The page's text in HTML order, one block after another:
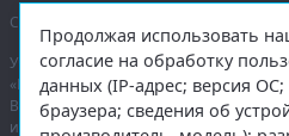
Сетевое издание «Информационное
Учредитель — общество с
«Правда Севера».
Выписка из реестра
информации:
ЭЛ № ФС 77-74226от
Продолжая использовать
согласие на обработку
данных (IP-адрес; версия ОС;
браузера; сведения об